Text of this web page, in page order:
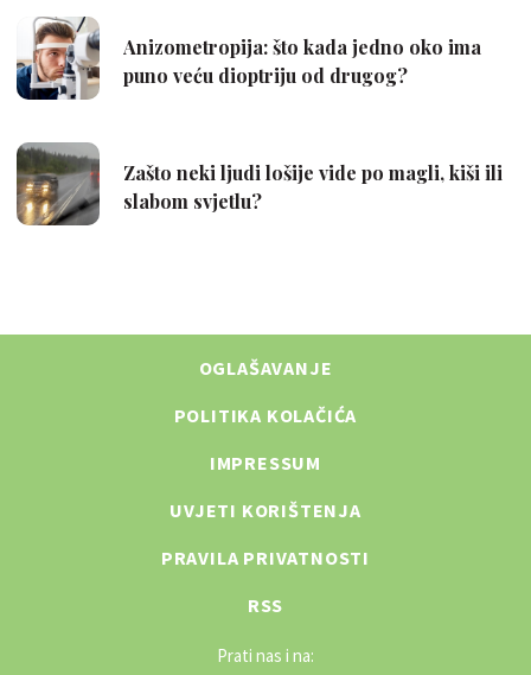
OGLAŠAVANJE
POLITIKA KOLAČIĆA
IMPRESSUM
UVJETI KORIŠTENJA
PRAVILA PRIVATNOSTI
RSS
Prati nas i na: